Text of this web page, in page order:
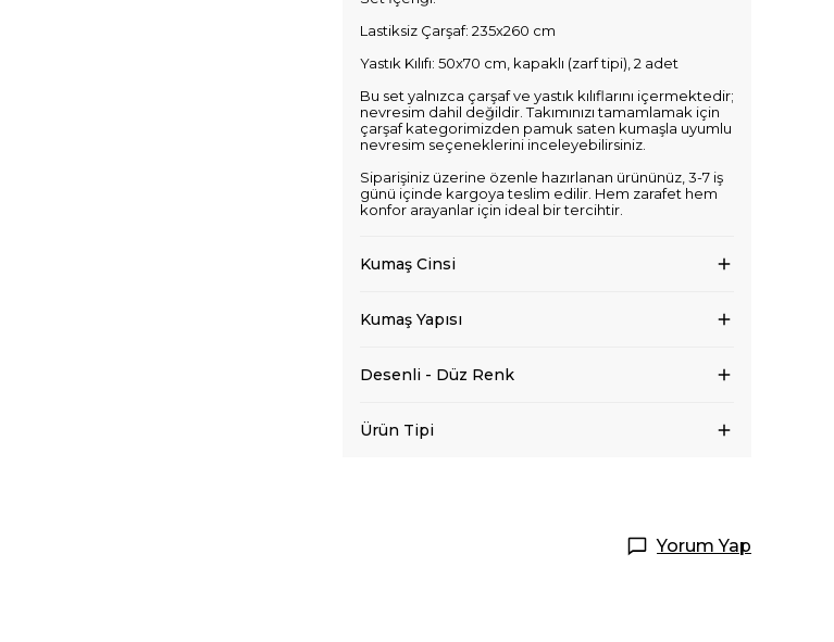
Lastiksiz Çarşaf: 235x260 cm
Yastık Kılıfı: 50x70 cm, kapaklı (zarf tipi), 2 adet
Bu set yalnızca çarşaf ve yastık kılıflarını içermektedir;
nevresim dahil değildir. Takımınızı tamamlamak için
çarşaf kategorimizden pamuk saten kumaşla uyumlu
nevresim seçeneklerini inceleyebilirsiniz.
Siparişiniz üzerine özenle hazırlanan ürününüz, 3-7 iş
günü içinde kargoya teslim edilir. Hem zarafet hem
konfor arayanlar için ideal bir tercihtir.
Kumaş Cinsi
Kumaş Yapısı
Desenli - Düz Renk
Ürün Tipi
Yorum Yap